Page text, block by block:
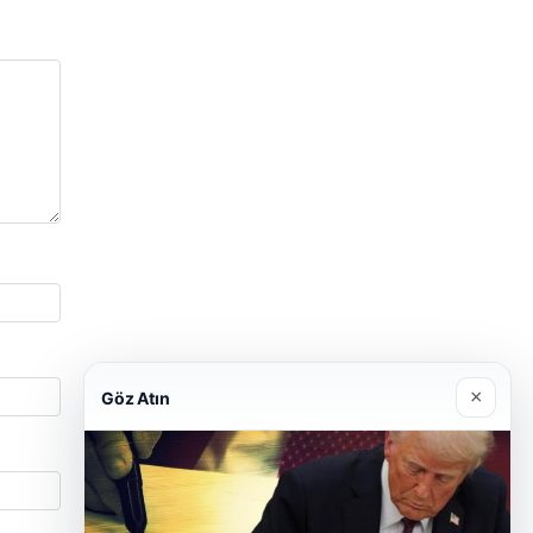
Göz Atın ×